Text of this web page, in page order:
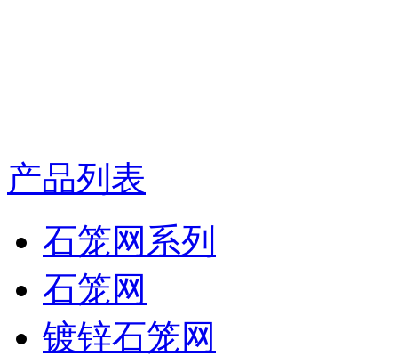
产品列表
石笼网系列
石笼网
镀锌石笼网